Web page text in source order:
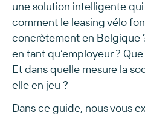
une solution intelligente qui
comment le leasing vélo
concrètement en Belgique
en tant qu’employeur ?
Et dans quelle mesure la
elle en jeu ?
Dans ce guide, nous vous